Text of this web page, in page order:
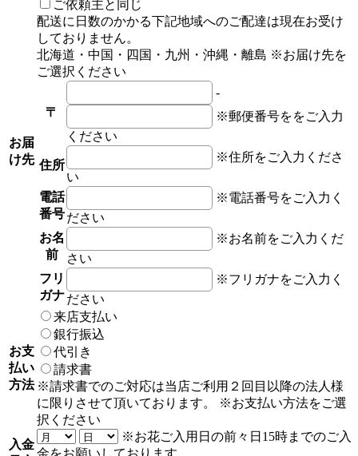
お届
け先
ご依頼主と同じ
配送に日数のかかる下記地域へのご配達は現在お受け
しておりません。
北海道・中国・四国・九州・沖縄・離島 ※お届け先を
ご選択ください
〒
-
※郵便番号ををご入力
ください
住所
※住所をご入力くださ
い
電話
番号
※電話番号をご入力く
ださい
お名
前
※お名前をご入力くだ
さい
フリ
ガナ
※フリガナをご入力く
ださい
お支
払い
方法
来店支払い
銀行振込
代引き
請求書
※請求書でのご対応は当店ご利用２回目以降の法人様
に限りさせて頂いております。
※お支払い方法をご選
択ください
入金
※お花ご入用日の前々日15時までのご入
金をお願いしております。